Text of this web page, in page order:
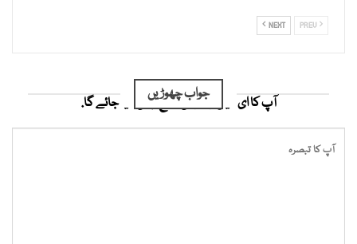
NEXT
جواب چھوڑیں
آپ کا ای میل ایڈریس شائع نہیں کیا جائے گا.